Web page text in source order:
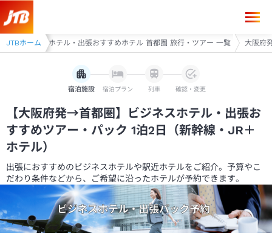
JTBホーム
ビジネスホテル・出張おすすめホテル 首都圏 旅行・ツアー 一覧 大阪府
宿泊施設 宿泊プラン 列車 確認・変更
【大阪府発→首都圏】ビジネスホテル・出張お
すすめツアー・パック 1泊2日（新幹線・JR＋
ホテル）
出張におすすめのビジネスホテルや駅近ホテルをご紹介。予算やこ
だわり条件などから、ご希望に沿ったホテルが予約できます。